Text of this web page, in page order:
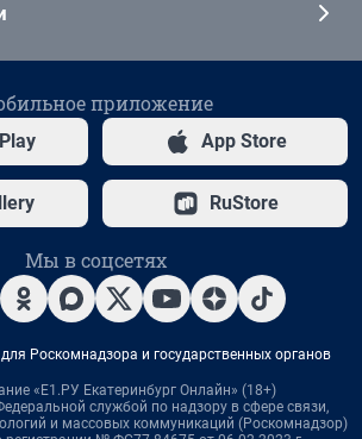
приложение
App Store
RuStore
Мы в соцсетях
Роскомнадзора и государственных органов
«Е1.РУ Екатеринбург Онлайн» (18+)
службой по надзору в сфере связи,
и массовых коммуникаций (Роскомнадзор)